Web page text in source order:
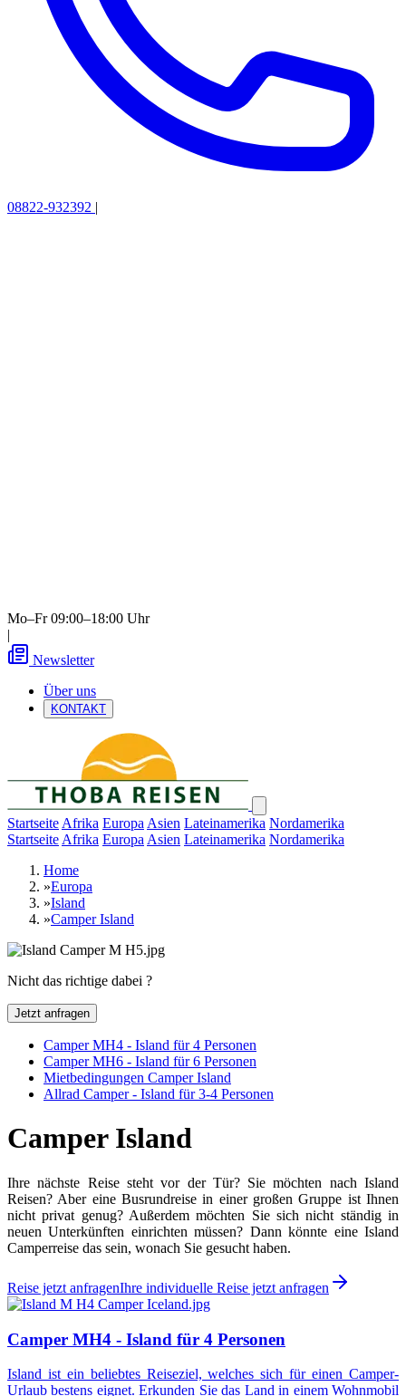
08822-932392 |
Mo–Fr 09:00–18:00 Uhr
|
Newsletter
Über uns
KONTAKT
Startseite Afrika Europa Asien Lateinamerika Nordamerika
Startseite Afrika Europa Asien Lateinamerika Nordamerika
Home
»Europa
»Island
»Camper Island
Nicht das richtige dabei ?
Jetzt anfragen
Camper MH4 - Island für 4 Personen
Camper MH6 - Island für 6 Personen
Mietbedingungen Camper Island
Allrad Camper - Island für 3-4 Personen
Camper Island
Ihre nächste Reise steht vor der Tür? Sie möchten nach Island
Reisen? Aber eine Busrundreise in einer großen Gruppe ist Ihnen
nicht privat genug? Außerdem möchten Sie sich nicht ständig in
neuen Unterkünften einrichten müssen? Dann könnte eine Island
Camperreise das sein, wonach Sie gesucht haben.
Reise jetzt anfragenIhre individuelle Reise jetzt anfragen
Camper MH4 - Island für 4 Personen
Island ist ein beliebtes Reiseziel, welches sich für einen Camper-
Urlaub bestens eignet. Erkunden Sie das Land in einem Wohnmobil